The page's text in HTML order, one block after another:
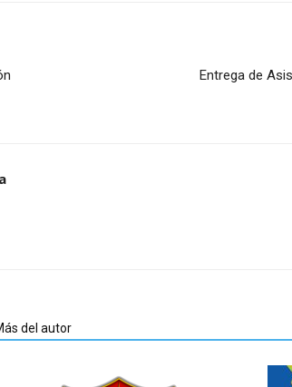
Entrega de
del autor